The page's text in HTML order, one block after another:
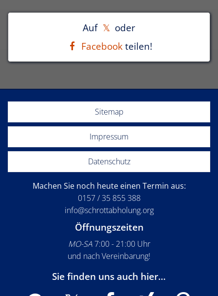
Auf
oder
Facebookteilen!
Sitemap
Impressum
Datenschutz
Machen Sie noch heute einen Termin aus:
0157 / 35 855 388
info@schrottabholung.org
Öffnungszeiten
MO-SA7:00 - 21:00 Uhr
und nach Vereinbarung!
Sie finden uns auch hier…